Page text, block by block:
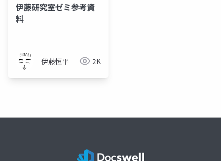
伊藤研究室ゼミ参考資
料
伊藤恒平 2K